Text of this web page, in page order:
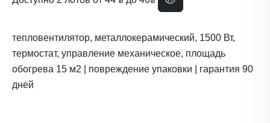
тепловентилятор, металлокерамический, 1500 Вт,
термостат, управление механическое, площадь
обогрева 15 м2 | повреждение упаковки | гарантия 90
дней